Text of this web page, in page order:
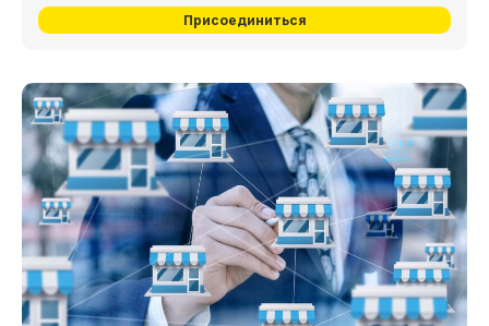
Присоединиться